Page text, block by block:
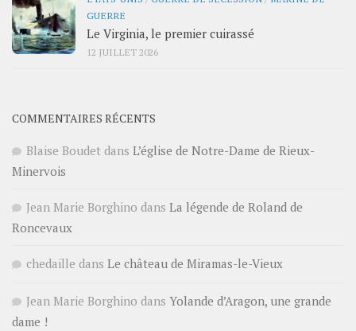
GUERRE
Le Virginia, le premier cuirassé
12 JUILLET 2026
COMMENTAIRES RÉCENTS
Blaise Boudet dans L’église de Notre-Dame de Rieux-
Minervois
Jean Marie Borghino dans La légende de Roland de
Roncevaux
chedaille dans Le château de Miramas-le-Vieux
Jean Marie Borghino dans Yolande d’Aragon, une grande
dame !